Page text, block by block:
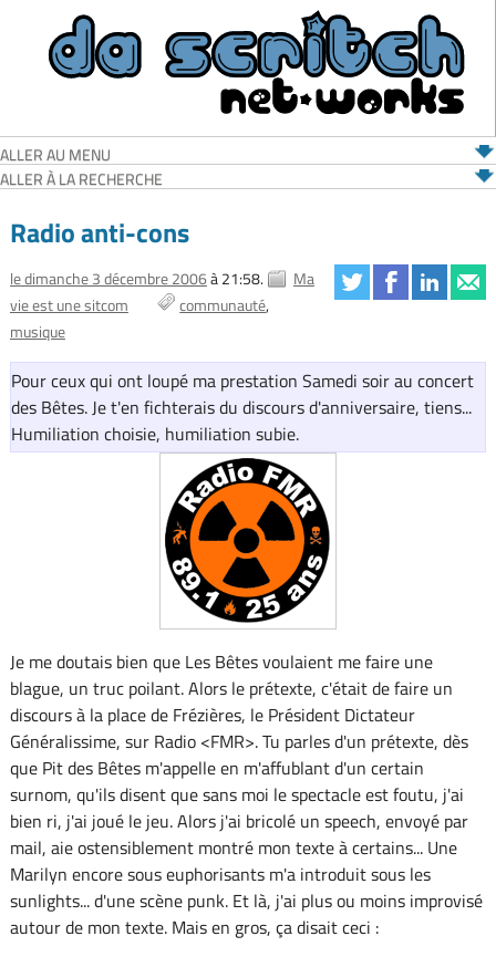
ALLER AU MENU
ALLER À LA RECHERCHE
Radio anti-cons
le dimanche 3 décembre 2006à 21:58.
Ma
vie est une sitcom
communauté
musique
Pour ceux qui ont loupé ma prestation Samedi soir au concert
des Bêtes. Je t'en fichterais du discours d'anniversaire, tiens...
Humiliation choisie, humiliation subie.
Je me doutais bien que Les Bêtes voulaient me faire une
blague, un truc poilant. Alors le prétexte, c'était de faire un
discours à la place de Frézières, le Président Dictateur
Généralissime, sur Radio <FMR>. Tu parles d'un prétexte, dès
que Pit des Bêtes m'appelle en m'affublant d'un certain
surnom, qu'ils disent que sans moi le spectacle est foutu, j'ai
bien ri, j'ai joué le jeu. Alors j'ai bricolé un speech, envoyé par
mail, aie ostensiblement montré mon texte à certains... Une
Marilyn encore sous euphorisants m'a introduit sous les
sunlights... d'une scène punk. Et là, j'ai plus ou moins improvisé
autour de mon texte. Mais en gros, ça disait ceci :